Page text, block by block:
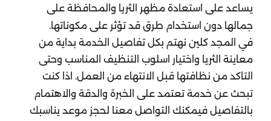
يساعد على استعادة مظهر الثريا والمحافظة على
جمالها دون استخدام طرق قد تؤثر على مكوناتها.
في المجد كلين نهتم بكل تفاصيل الخدمة بداية من
معاينة الثريا واختيار اسلوب التنظيف المناسب وحتى
التاكد من نظافتها قبل الانتهاء من العمل. اذا كنت
تبحث عن خدمة تعتمد على الخبرة والدقة والاهتمام
بالتفاصيل فيمكنك التواصل معنا لحجز موعد يناسبك